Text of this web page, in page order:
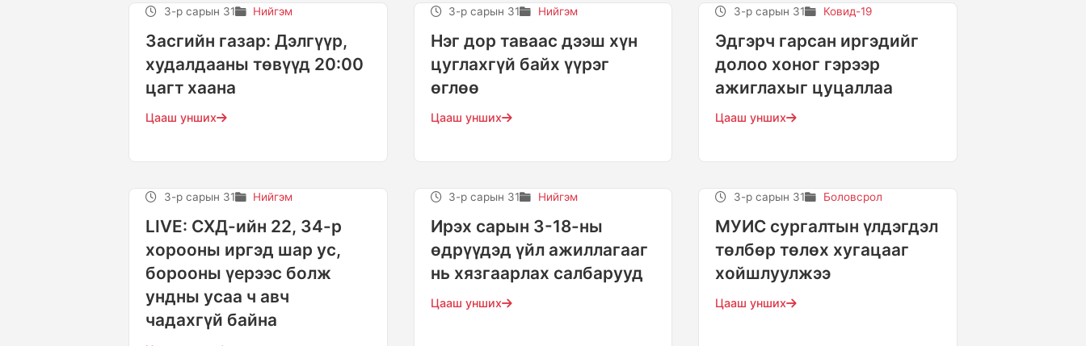
3-р сарын 31 Нийгэм
Засгийн газар: Дэлгүүр,
худалдааны төвүүд 20:00
цагт хаана
Цааш унших
3-р сарын 31 Нийгэм
Нэг дор таваас дээш хүн
цуглахгүй байх үүрэг
өглөө
Цааш унших
3-р сарын 31 Ковид-19
Эдгэрч гарсан иргэдийг
долоо хоног гэрээр
ажиглахыг цуцаллаа
Цааш унших
3-р сарын 31 Нийгэм
LIVE: СХД-ийн 22, 34-р
хорооны иргэд шар ус,
борооны үерээс болж
ундны усаа ч авч
чадахгүй байна
3-р сарын 31 Нийгэм
Ирэх сарын 3-18-ны
өдрүүдэд үйл ажиллагааг
нь хязгаарлах салбарууд
Цааш унших
3-р сарын 31 Боловсрол
МУИС сургалтын үлдэгдэл
төлбөр төлөх хугацааг
хойшлуулжээ
Цааш унших